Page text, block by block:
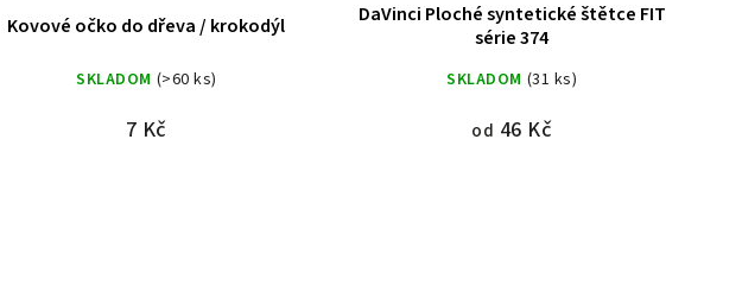
Kovové očko do dřeva / krokodýl
SKLADOM (>60 ks)
7 Kč
DaVinci Ploché syntetické štětce FIT
série 374
SKLADOM (31 ks)
od 46 Kč